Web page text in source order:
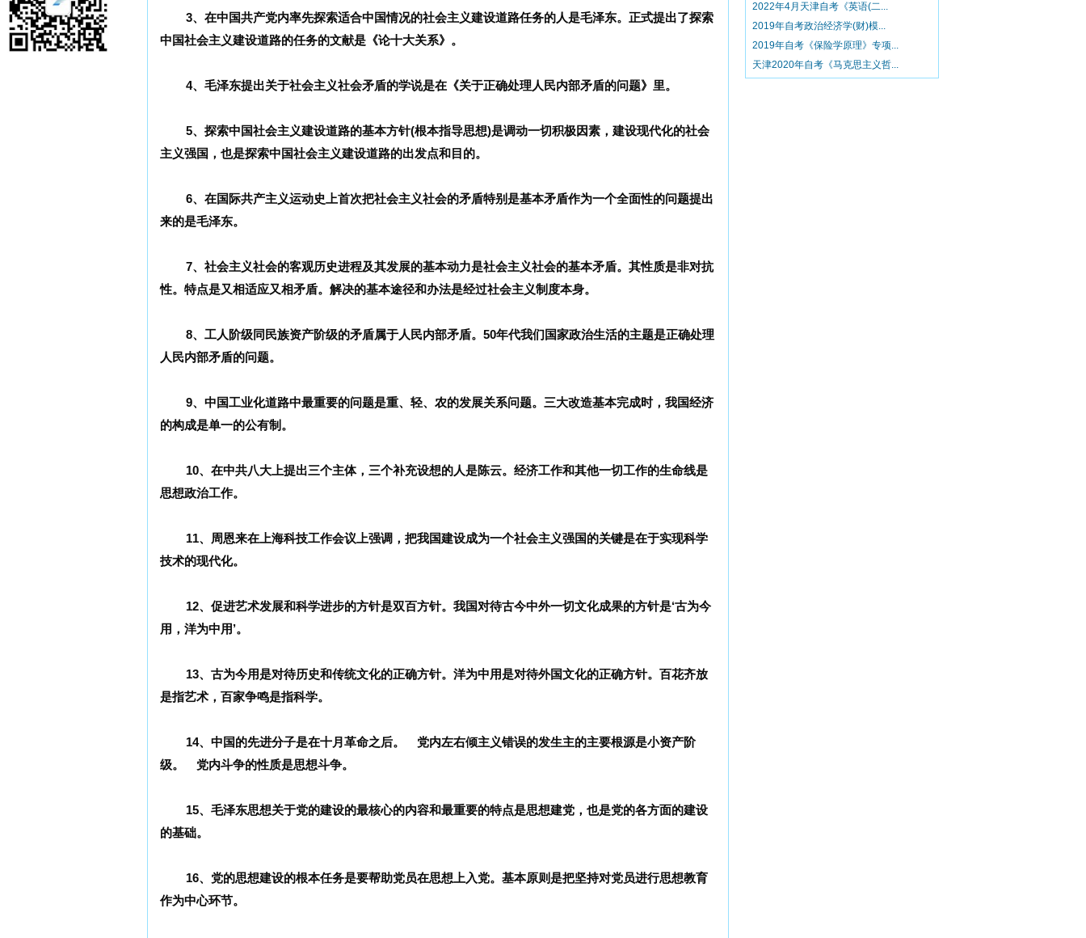
3、在中国共产党内率先探索适合中国情况的社会主义建设道路任务的人是毛泽东。正式提出了探索
中国社会主义建设道路的任务的文献是《论十大关系》。
4、毛泽东提出关于社会主义社会矛盾的学说是在《关于正确处理人民内部矛盾的问题》里。
5、探索中国社会主义建设道路的基本方针(根本指导思想)是调动一切积极因素，建设现代化的社会
主义强国，也是探索中国社会主义建设道路的出发点和目的。
6、在国际共产主义运动史上首次把社会主义社会的矛盾特别是基本矛盾作为一个全面性的问题提出
来的是毛泽东。
7、社会主义社会的客观历史进程及其发展的基本动力是社会主义社会的基本矛盾。其性质是非对抗
性。特点是又相适应又相矛盾。解决的基本途径和办法是经过社会主义制度本身。
8、工人阶级同民族资产阶级的矛盾属于人民内部矛盾。50年代我们国家政治生活的主题是正确处理
人民内部矛盾的问题。
9、中国工业化道路中最重要的问题是重、轻、农的发展关系问题。三大改造基本完成时，我国经济
的构成是单一的公有制。
10、在中共八大上提出三个主体，三个补充设想的人是陈云。经济工作和其他一切工作的生命线是
思想政治工作。
11、周恩来在上海科技工作会议上强调，把我国建设成为一个社会主义强国的关键是在于实现科学
技术的现代化。
12、促进艺术发展和科学进步的方针是双百方针。我国对待古今中外一切文化成果的方针是‘古为今
用，洋为中用’。
13、古为今用是对待历史和传统文化的正确方针。洋为中用是对待外国文化的正确方针。百花齐放
是指艺术，百家争鸣是指科学。
14、中国的先进分子是在十月革命之后。 党内左右倾主义错误的发生主的主要根源是小资产阶
级。 党内斗争的性质是思想斗争。
15、毛泽东思想关于党的建设的最核心的内容和最重要的特点是思想建党，也是党的各方面的建设
的基础。
16、党的思想建设的根本任务是要帮助党员在思想上入党。基本原则是把坚持对党员进行思想教育
作为中心环节。
2022年4月天津自考《英语(二...
2019年自考政治经济学(财)模...
2019年自考《保险学原理》专项...
天津2020年自考《马克思主义哲...